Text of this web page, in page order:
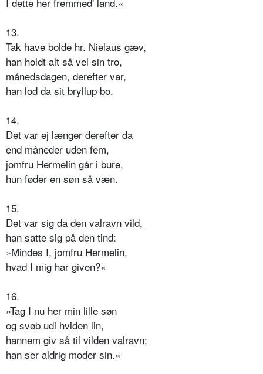
13.
Tak have bolde hr. Nielaus gæv,
han holdt alt så vel sin tro,
månedsdagen, derefter var,
han lod da sit bryllup bo.
14.
Det var ej længer derefter da
end måneder uden fem,
jomfru Hermelin går i bure,
hun føder en søn så væn.
15.
Det var sig da den valravn vild,
han satte sig på den tind:
»Mindes I, jomfru Hermelin,
hvad I mig har given?«
16.
»Tag I nu her min lille søn
og svøb udi hviden lin,
hannem giv så til vilden valravn;
han ser aldrig moder sin.«